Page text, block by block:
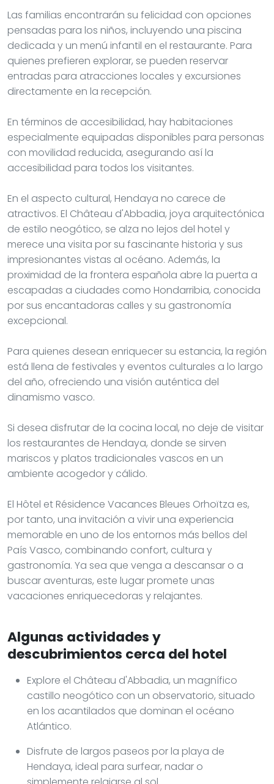
Las familias encontrarán su felicidad con opciones
pensadas para los niños, incluyendo una piscina
dedicada y un menú infantil en el restaurante. Para
quienes prefieren explorar, se pueden reservar
entradas para atracciones locales y excursiones
directamente en la recepción.
En términos de accesibilidad, hay habitaciones
especialmente equipadas disponibles para personas
con movilidad reducida, asegurando así la
accesibilidad para todos los visitantes.
En el aspecto cultural, Hendaya no carece de
atractivos. El Château d'Abbadia, joya arquitectónica
de estilo neogótico, se alza no lejos del hotel y
merece una visita por su fascinante historia y sus
impresionantes vistas al océano. Además, la
proximidad de la frontera española abre la puerta a
escapadas a ciudades como Hondarribia, conocida
por sus encantadoras calles y su gastronomía
excepcional.
Para quienes desean enriquecer su estancia, la región
está llena de festivales y eventos culturales a lo largo
del año, ofreciendo una visión auténtica del
dinamismo vasco.
Si desea disfrutar de la cocina local, no deje de visitar
los restaurantes de Hendaya, donde se sirven
mariscos y platos tradicionales vascos en un
ambiente acogedor y cálido.
El Hôtel et Résidence Vacances Bleues Orhoïtza es,
por tanto, una invitación a vivir una experiencia
memorable en uno de los entornos más bellos del
País Vasco, combinando confort, cultura y
gastronomía. Ya sea que venga a descansar o a
buscar aventuras, este lugar promete unas
vacaciones enriquecedoras y relajantes.
Algunas actividades y
descubrimientos cerca del hotel
Explore el Château d'Abbadia, un magnífico
castillo neogótico con un observatorio, situado
en los acantilados que dominan el océano
Atlántico.
Disfrute de largos paseos por la playa de
Hendaya, ideal para surfear, nadar o